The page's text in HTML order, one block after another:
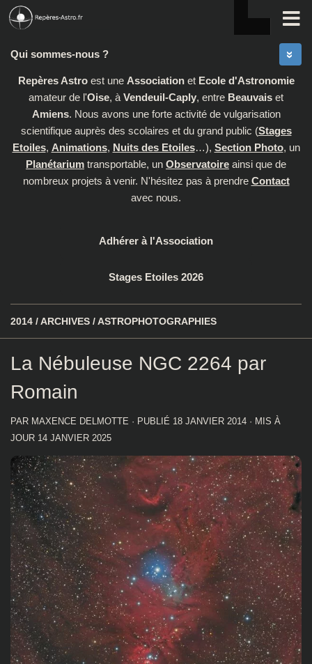
Skip to content
Qui sommes-nous ?
Repères Astroest une Associationet Ecole d'Astronomie
amateur de l'Oise, à Vendeuil-Caply, entre Beauvais et
Amiens. Nous avons une forte activité de vulgarisation
scientifique auprès des scolaires et du grand public (Stages
Etoiles, Animations, Nuits des Etoiles…), Section Photo, un
Planétarium transportable, un Observatoire ainsi que de
nombreux projets à venir. N'hésitez pas à prendre Contact
avec nous.
Adhérer à l'Association
Stages Etoiles 2026
2014 /ARCHIVES /ASTROPHOTOGRAPHIES
La Nébuleuse NGC 2264 par
Romain
PAR MAXENCE DELMOTTE · PUBLIÉ 18 JANVIER 2014 · MIS À
JOUR 14 JANVIER 2025